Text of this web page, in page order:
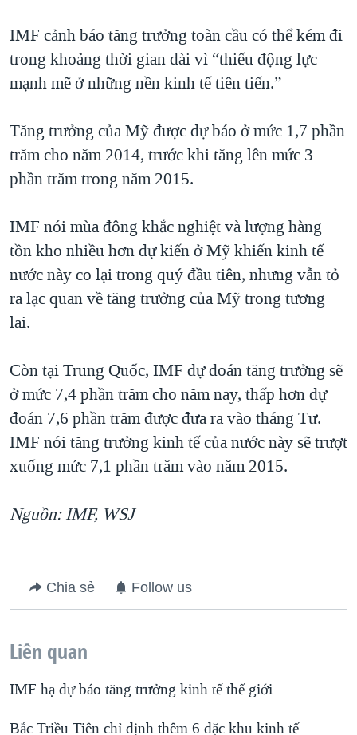
IMF cảnh báo tăng trưởng toàn cầu có thể kém đi
trong khoảng thời gian dài vì “thiếu động lực
mạnh mẽ ở những nền kinh tế tiên tiến.”
Tăng trưởng của Mỹ được dự báo ở mức 1,7 phần
trăm cho năm 2014, trước khi tăng lên mức 3
phần trăm trong năm 2015.
IMF nói mùa đông khắc nghiệt và lượng hàng
tồn kho nhiều hơn dự kiến ở Mỹ khiến kinh tế
nước này co lại trong quý đầu tiên, nhưng vẫn tỏ
ra lạc quan về tăng trưởng của Mỹ trong tương
lai.
Còn tại Trung Quốc, IMF dự đoán tăng trưởng sẽ
ở mức 7,4 phần trăm cho năm nay, thấp hơn dự
đoán 7,6 phần trăm được đưa ra vào tháng Tư.
IMF nói tăng trưởng kinh tế của nước này sẽ trượt
xuống mức 7,1 phần trăm vào năm 2015.
Nguồn: IMF, WSJ
Chia sẻ Follow us
Liên quan
IMF hạ dự báo tăng trưởng kinh tế thế giới
Bắc Triều Tiên chỉ định thêm 6 đặc khu kinh tế